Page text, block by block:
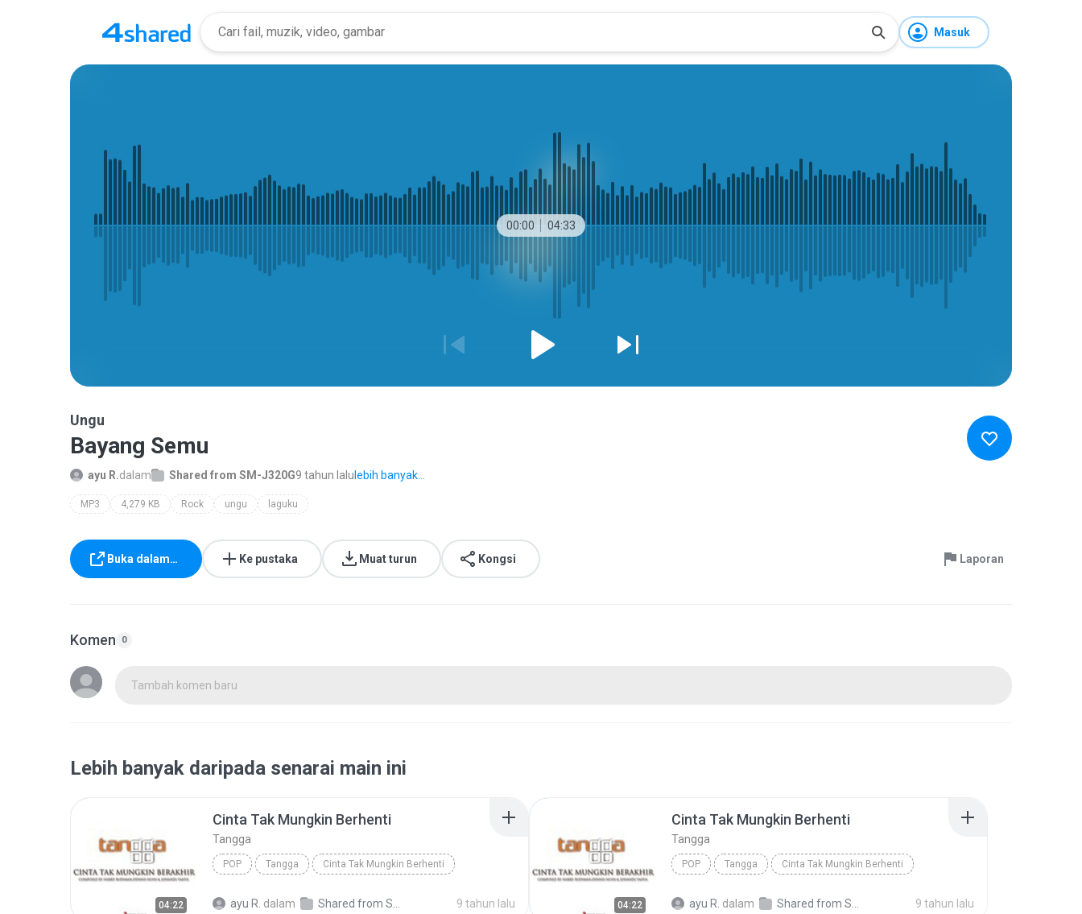
Masuk
00:00 04:33
Ungu
Bayang Semu
ayu R.dalam Shared from SM-J320G9 tahun lalu lebih banyak...
MP3 4,279 KB Rock ungu laguku
Buka dalam… Ke pustaka Muat turun Kongsi Laporan
Komen 0
Tambah komen baru
Lebih banyak daripada senarai main ini
04:22
Cinta Tak Mungkin Berhenti
Tangga
POP Tangga Cinta Tak Mungkin Berhenti
ayu R. dalam Shared from SM-J320G 9 tahun lalu 04:22
Cinta Tak Mungkin Berhenti
Tangga
POP Tangga Cinta Tak Mungkin Berhenti
ayu R. dalam Shared from SM-J320G 9 tahun lalu